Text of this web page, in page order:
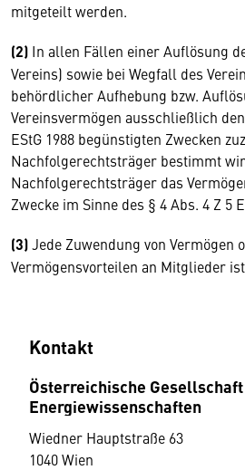
mitgeteilt werden.
(2) In allen Fällen einer Auflösung
Vereins) sowie bei Wegfall des
behördlicher Aufhebung bzw.
Vereinsvermögen ausschließlich
EStG 1988 begünstigten Zwecken
Nachfolgerechtsträger bestimmt
Nachfolgerechtsträger das
Zwecke im Sinne des § 4 Abs. 4 Z 5
(3)Jede Zuwendung von Vermögen
Vermögensvorteilen an Mitglieder
Kontakt
Österreichische
Energiewissenschaften
Wiedner Hauptstraße 63
1040 Wien